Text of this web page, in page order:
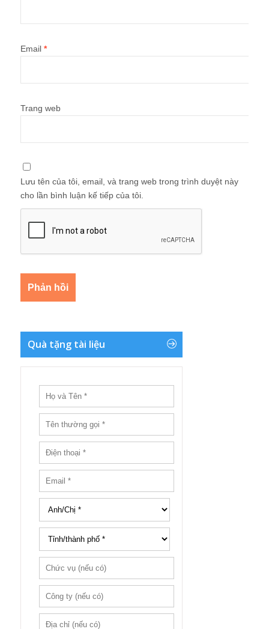
Email *
Trang web
Lưu tên của tôi, email, và trang web trong trình duyệt này
cho lần bình luận kế tiếp của tôi.
Quà tặng tài liệu